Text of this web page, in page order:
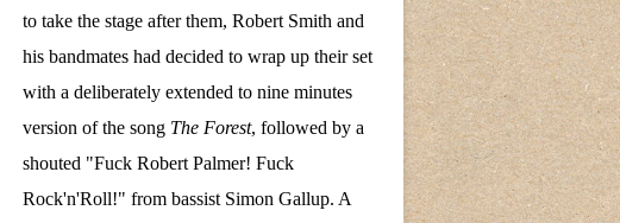
to take the stage after them, Robert Smith and
his bandmates had decided to wrap up their set
with a deliberately extended to nine minutes
version of the song The Forest, followed by a
shouted "Fuck Robert Palmer! Fuck
Rock'n'Roll!" from bassist Simon Gallup. A